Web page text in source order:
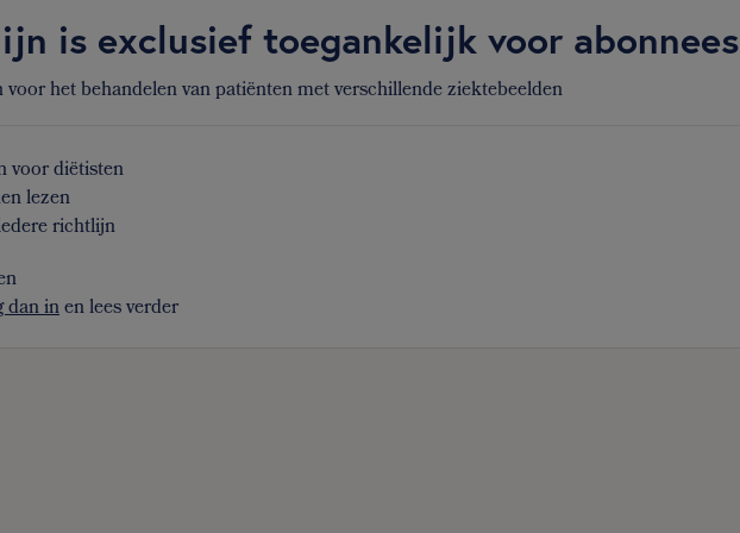
is exclusief toegankelijk voor abonnees
het behandelen van patiënten met verschillende ziektebeelden
voor diëtisten
lezen
richtlijn
dan inen lees verder